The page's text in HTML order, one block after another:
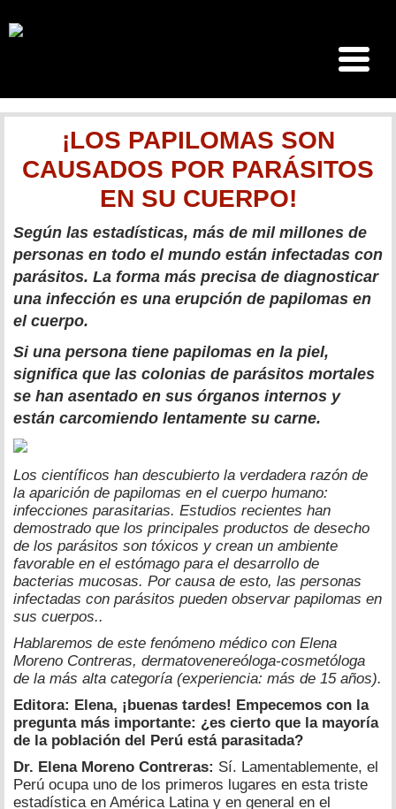
¡LOS PAPILOMAS SON
CAUSADOS POR PARÁSITOS
EN SU CUERPO!
Según las estadísticas, más de mil millones de
personas en todo el mundo están infectadas con
parásitos. La forma más precisa de diagnosticar
una infección es una erupción de papilomas en
el cuerpo.
Si una persona tiene papilomas en la piel,
significa que las colonias de parásitos mortales
se han asentado en sus órganos internos y
están carcomiendo lentamente su carne.
Los científicos han descubierto la verdadera razón de
la aparición de papilomas en el cuerpo humano:
infecciones parasitarias. Estudios recientes han
demostrado que los principales productos de desecho
de los parásitos son tóxicos y crean un ambiente
favorable en el estómago para el desarrollo de
bacterias mucosas. Por causa de esto, las personas
infectadas con parásitos pueden observar papilomas en
sus cuerpos..
Hablaremos de este fenómeno médico con Elena
Moreno Contreras, dermatovenereóloga-cosmetóloga
de la más alta categoría (experiencia: más de 15 años).
Editora: Elena, ¡buenas tardes! Empecemos con la
pregunta más importante: ¿es cierto que la mayoría
de la población del Perú está parasitada?
Dr. Elena Moreno Contreras: Sí. Lamentablemente, el
Perú ocupa uno de los primeros lugares en esta triste
estadística en América Latina y en general en el